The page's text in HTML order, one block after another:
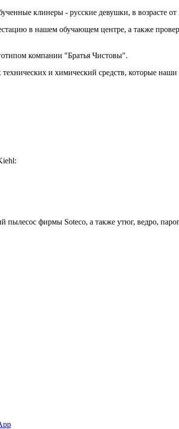
клинеры - русские девушки, в возрасте от
в нашем обучающем центре, а также
компании "Братья Чистовы".
и химический средств, которые наши
пылесос фирмы Soteco, а также утюг, ведро,